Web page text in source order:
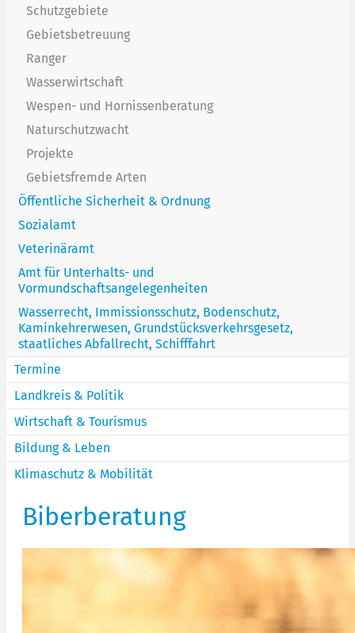
Schutzgebiete
Gebietsbetreuung
Ranger
Wasserwirtschaft
Wespen- und Hornissenberatung
Naturschutzwacht
Projekte
Gebietsfremde Arten
Öffentliche Sicherheit & Ordnung
Sozialamt
Veterinäramt
Amt für Unterhalts- und
Vormundschaftsangelegenheiten
Wasserrecht, Immissionsschutz, Bodenschutz,
Kaminkehrerwesen, Grundstücksverkehrsgesetz,
staatliches Abfallrecht, Schifffahrt
Termine
Landkreis & Politik
Wirtschaft & Tourismus
Bildung & Leben
Klimaschutz & Mobilität
Biberberatung